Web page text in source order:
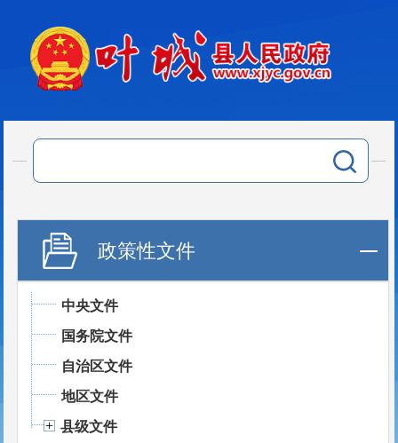
政策性文件
中央文件
国务院文件
自治区文件
地区文件
县级文件